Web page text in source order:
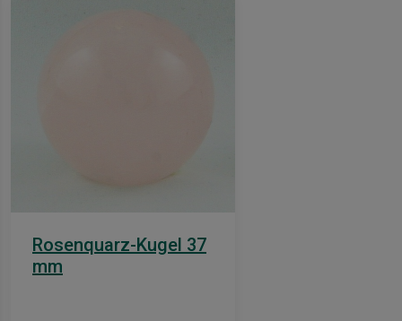
Rosenquarz-Kugel 37
mm